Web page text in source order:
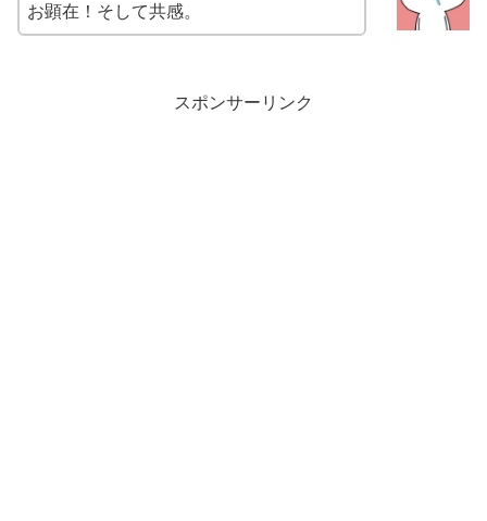
お顕在！そして共感。
スポンサーリンク